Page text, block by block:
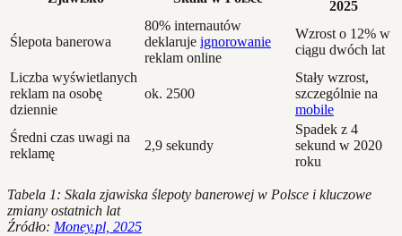
2025
Ślepota banerowa
80% internautów
deklaruje ignorowanie
reklam online
Wzrost o 12% w
ciągu dwóch lat
Liczba wyświetlanych
reklam na osobę
dziennie
ok. 2500
Stały wzrost,
szczególnie na
mobile
Średni czas uwagi na
reklamę
2,9 sekundy
Spadek z 4
sekund w 2020
roku
Tabela 1: Skala zjawiska ślepoty banerowej w Polsce i kluczowe
zmiany ostatnich lat
Źródło: Money.pl, 2025